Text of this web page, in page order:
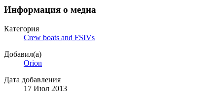
Информация о медиа
Категория
Crew boats and FSIVs
Добавил(а)
Orion
Дата добавления
17 Июл 2013